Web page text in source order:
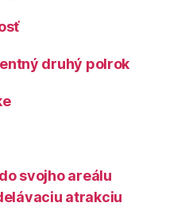
druhý polrok
svojho areálu
atrakciu